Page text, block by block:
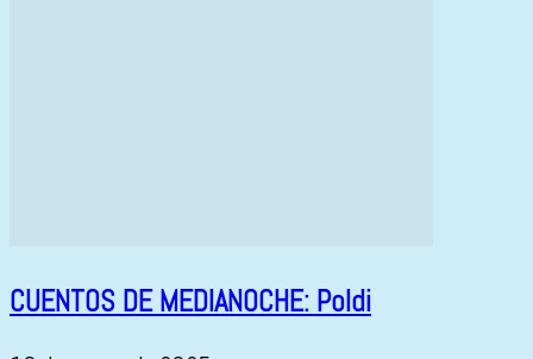
CUENTOS DE MEDIANOCHE: Poldi